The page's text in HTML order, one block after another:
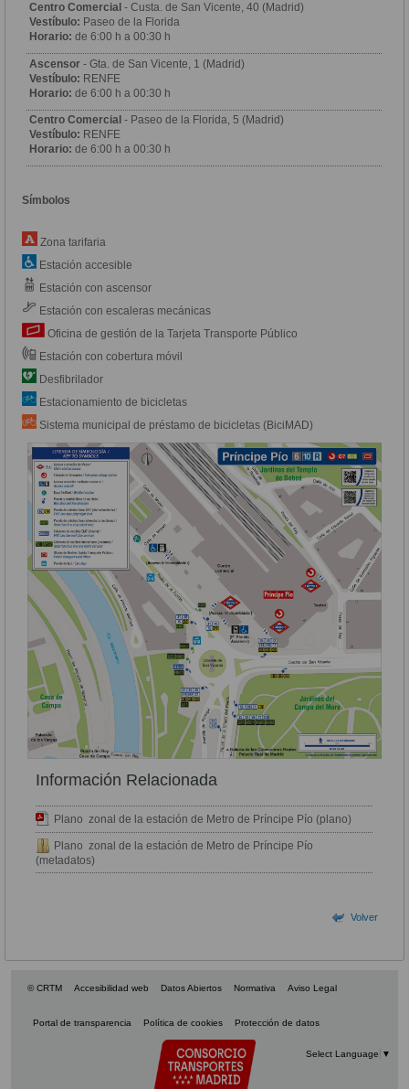
Centro Comercial - Custa. de San Vicente, 40 (Madrid)
Vestíbulo: Paseo de la Florida
Horario: de 6:00 h a 00:30 h
Ascensor - Gta. de San Vicente, 1 (Madrid)
Vestíbulo: RENFE
Horario: de 6:00 h a 00:30 h
Centro Comercial - Paseo de la Florida, 5 (Madrid)
Vestíbulo: RENFE
Horario: de 6:00 h a 00:30 h
Símbolos
Zona tarifaria
Estación accesible
Estación con ascensor
Estación con escaleras mecánicas
Oficina de gestión de la Tarjeta Transporte Público
Estación con cobertura móvil
Desfibrilador
Estacionamiento de bicicletas
Sistema municipal de préstamo de bicicletas (BiciMAD)
Información Relacionada
Plano zonal de la estación de Metro de Príncipe Pío (plano)
Plano zonal de la estación de Metro de Príncipe Pío
(metadatos)
Volver
© CRTM Accesibilidad web Datos Abiertos Normativa Aviso Legal
Portal de transparencia Política de cookies Protección de datos
Select Language ▼